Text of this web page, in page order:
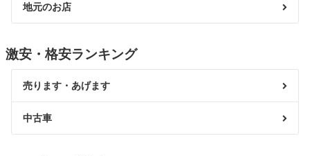
地元のお店
激安・格安ランキング
売ります・あげます
中古車